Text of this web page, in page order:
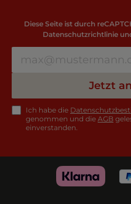
Diese Seite ist durch
Datenschutzrichtlinie
Jetzt
Ich habe die
genommen und die AGB
einverstanden.